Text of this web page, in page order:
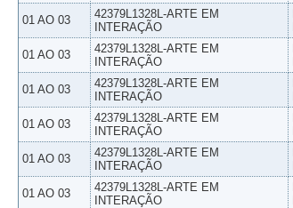
01 AO 03
42379L1328L-ARTE EM
INTERAÇÃO
01 AO 03
42379L1328L-ARTE EM
INTERAÇÃO
01 AO 03
42379L1328L-ARTE EM
INTERAÇÃO
01 AO 03
42379L1328L-ARTE EM
INTERAÇÃO
01 AO 03
42379L1328L-ARTE EM
INTERAÇÃO
01 AO 03
42379L1328L-ARTE EM
INTERAÇÃO